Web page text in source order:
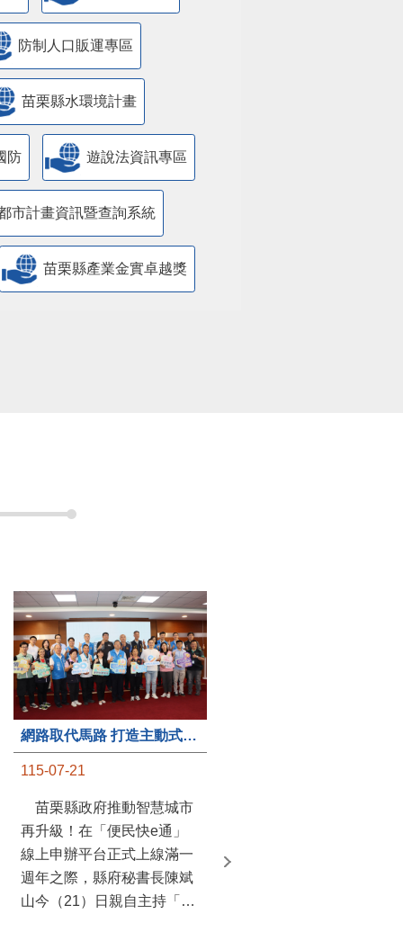
防制人口販運專區
苗栗縣水環境計畫
防 遊說法資訊專區
市計畫資訊暨查詢系統
苗栗縣產業金實卓越獎
網路取代馬路 打造主動式數位便民服務 苗栗便民快e通 2.0智慧升級啟用
115-07-21
苗栗縣政府推動智慧城市
再升級！在「便民快e通」
線上申辦平台正式上線滿一
週年之際，縣府秘書長陳斌
山今（21）日親自主持「便
運作，這是鄉內第6個、全